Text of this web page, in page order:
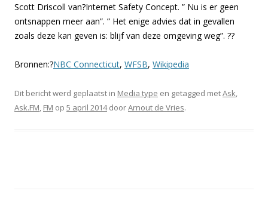
Scott Driscoll van?Internet Safety Concept. ” Nu is er geen
ontsnappen meer aan”. ” Het enige advies dat in gevallen
zoals deze kan geven is: blijf van deze omgeving weg”. ??
Bronnen:?NBC Connecticut, WFSB, Wikipedia
Dit bericht werd geplaatst in Media type en getagged metAsk,
Ask.FM, FM op 5 april 2014doorArnout de Vries.